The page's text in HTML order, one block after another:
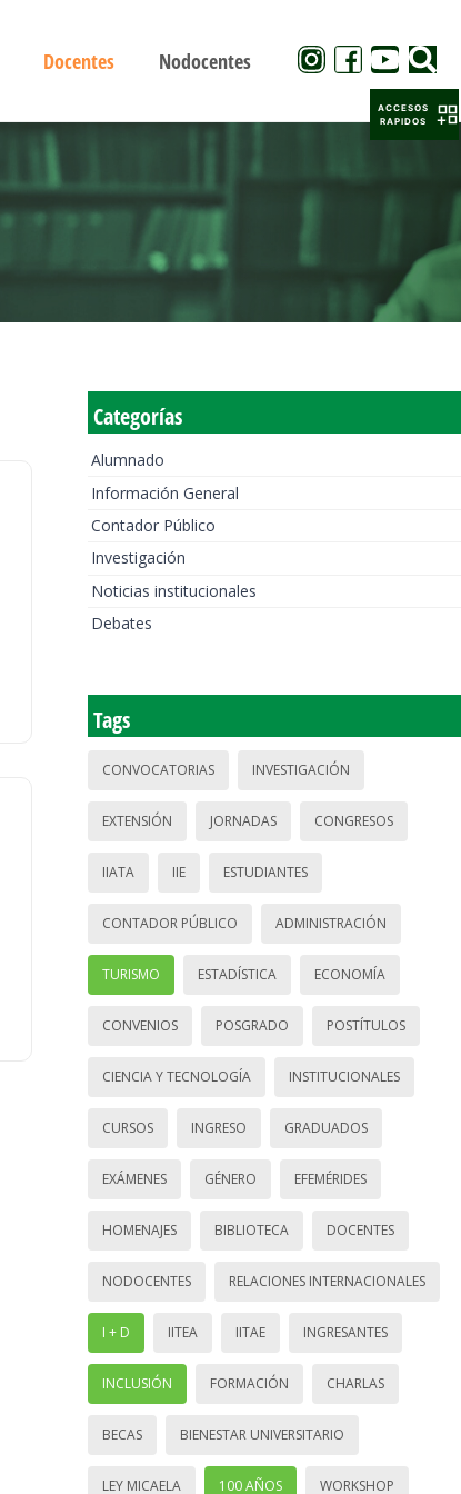
Docentes Nodocentes
Categorías
Alumnado
Información General
Contador Público
Investigación
Noticias institucionales
Debates
Tags
CONVOCATORIAS INVESTIGACIÓN
EXTENSIÓN JORNADAS CONGRESOS
IIATA IIE ESTUDIANTES
CONTADOR PÚBLICO ADMINISTRACIÓN
TURISMO ESTADÍSTICA ECONOMÍA
CONVENIOS POSGRADO POSTÍTULOS
CIENCIA Y TECNOLOGÍA INSTITUCIONALES
CURSOS INGRESO GRADUADOS
EXÁMENES GÉNERO EFEMÉRIDES
HOMENAJES BIBLIOTECA DOCENTES
NODOCENTES RELACIONES INTERNACIONALES
I + D IITEA IITAE INGRESANTES
INCLUSIÓN FORMACIÓN CHARLAS
BECAS BIENESTAR UNIVERSITARIO
LEY MICAELA 100 AÑOS WORKSHOP
ACCESOS
RAPIDOS